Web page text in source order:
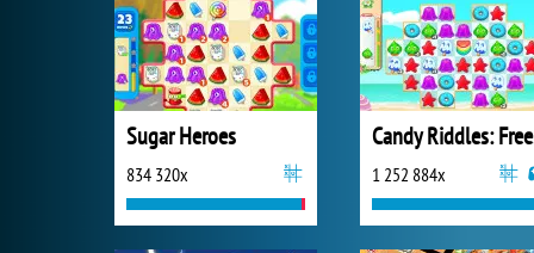
Sugar Heroes
834 320x 1 252 884x